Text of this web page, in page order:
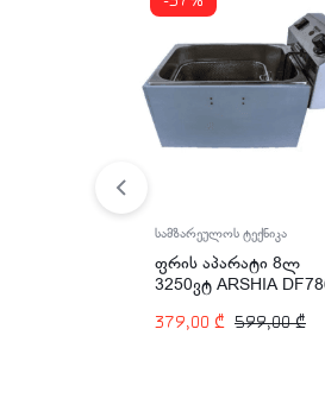
სამზარეულოს ტექნიკა
ფრის აპარატი 8ლ
3250ვტ ARSHIA
599,00₾
379,00 ₾